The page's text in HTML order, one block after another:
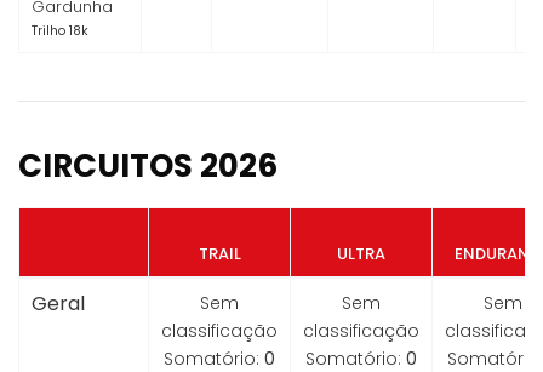
Gardunha
Trilho 18k
CIRCUITOS 2026
TRAIL ULTRA
Geral
Sem
classificação
Somatório: 0
Sem
classificação
Somatório: 0
Sem